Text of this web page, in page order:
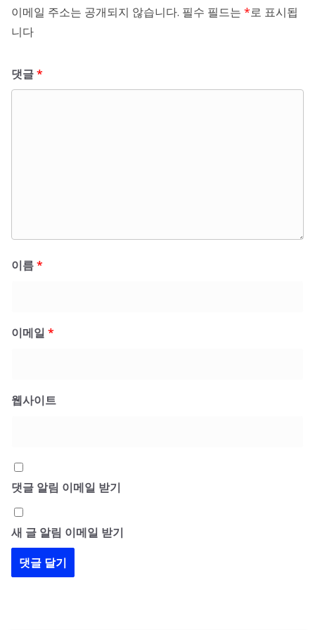
이메일 주소는 공개되지 않습니다. 필수 필드는 *로 표시됩
니다
댓글*
이름*
이메일 *
웹사이트
댓글 알림 이메일 받기
새 글 알림 이메일 받기